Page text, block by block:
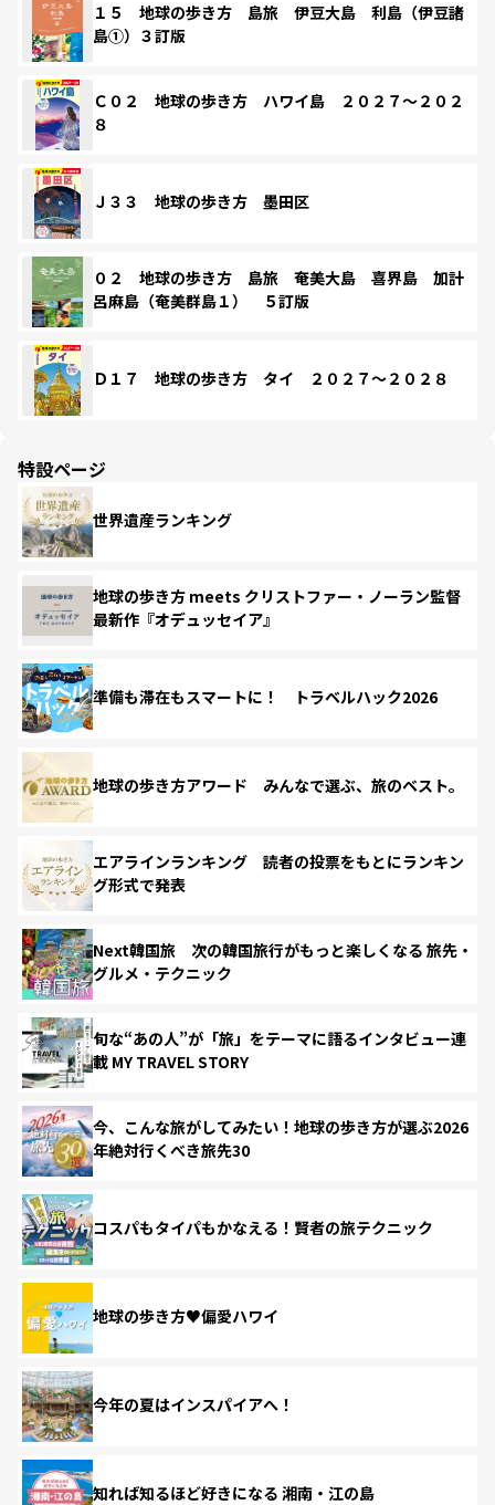
１５ 地球の歩き方 島旅 伊豆大島 利島（伊豆諸
島①）３訂版
Ｃ０２ 地球の歩き方 ハワイ島 ２０２７～２０２
８
Ｊ３３ 地球の歩き方 墨田区
０２ 地球の歩き方 島旅 奄美大島 喜界島 加計
呂麻島（奄美群島１） ５訂版
Ｄ１７ 地球の歩き方 タイ ２０２７～２０２８
特設ページ
世界遺産ランキング
地球の歩き方 meets クリストファー・ノーラン監督
最新作『オデュッセイア』
準備も滞在もスマートに！ トラベルハック2026
地球の歩き方アワード みんなで選ぶ、旅のベスト。
エアラインランキング 読者の投票をもとにランキン
グ形式で発表
Next韓国旅 次の韓国旅行がもっと楽しくなる 旅先・
グルメ・テクニック
旬な“あの人”が「旅」をテーマに語るインタビュー連
載 MY TRAVEL STORY
今、こんな旅がしてみたい！地球の歩き方が選ぶ2026
年絶対行くべき旅先30
コスパもタイパもかなえる！賢者の旅テクニック
地球の歩き方♥偏愛ハワイ
今年の夏はインスパイアへ！
知れば知るほど好きになる 湘南・江の島